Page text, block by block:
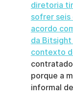
diretoria
sofrer seis
acordo
da
contexto
porque a
informal